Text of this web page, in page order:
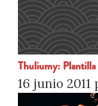
Thuliumy: Plantilla
16 junio 2011